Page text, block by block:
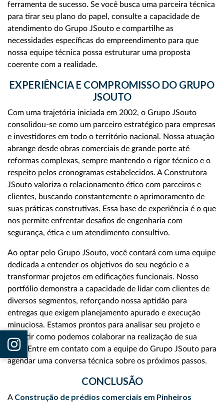
ferramenta de sucesso. Se você busca uma parceira técnica
para tirar seu plano do papel, consulte a capacidade de
atendimento do Grupo JSouto e compartilhe as
necessidades específicas do empreendimento para que
nossa equipe técnica possa estruturar uma proposta
coerente com a realidade.
EXPERIÊNCIA E COMPROMISSO DO GRUPO
JSOUTO
Com uma trajetória iniciada em 2002, o Grupo JSouto
consolidou-se como um parceiro estratégico para empresas
e investidores em todo o território nacional. Nossa atuação
abrange desde obras comerciais de grande porte até
reformas complexas, sempre mantendo o rigor técnico e o
respeito pelos cronogramas estabelecidos. A Construtora
JSouto valoriza o relacionamento ético com parceiros e
clientes, buscando constantemente o aprimoramento de
suas práticas construtivas. Essa base de experiência é o que
nos permite enfrentar desafios de engenharia com
segurança, ética e um atendimento consultivo.
Ao optar pelo Grupo JSouto, você contará com uma equipe
dedicada a entender os objetivos do seu negócio e a
transformar projetos em edificações funcionais. Nosso
portfólio demonstra a capacidade de lidar com clientes de
diversos segmentos, reforçando nossa aptidão para
entregas que exigem planejamento apurado e execução
minuciosa. Estamos prontos para analisar seu projeto e
discutir como podemos colaborar na realização de sua
obra. Entre em contato com a equipe do Grupo JSouto para
agendar uma conversa técnica sobre os próximos passos.
CONCLUSÃO
A Construção de prédios comerciais em Pinheiros